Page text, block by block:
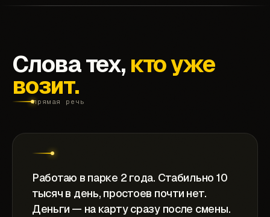
Слова тех, кто уже
возит.
прямая речь
Работаю в парке 2 года. Стабильно 10
тысяч в день, простоев почти нет.
Деньги — на карту сразу после смены.